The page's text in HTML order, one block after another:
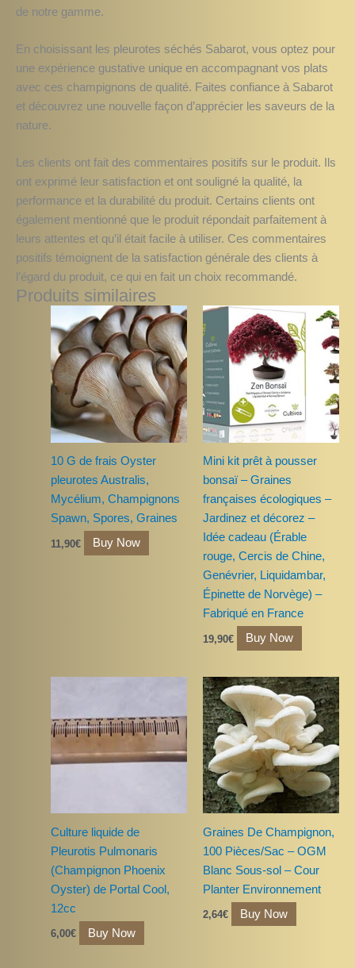
de notre gamme.
En choisissant les pleurotes séchés Sabarot, vous optez pour
une expérience gustative unique en accompagnant vos plats
avec ces champignons de qualité. Faites confiance à Sabarot
et découvrez une nouvelle façon d’apprécier les saveurs de la
nature.
Les clients ont fait des commentaires positifs sur le produit. Ils
ont exprimé leur satisfaction et ont souligné la qualité, la
performance et la durabilité du produit. Certains clients ont
également mentionné que le produit répondait parfaitement à
leurs attentes et qu’il était facile à utiliser. Ces commentaires
positifs témoignent de la satisfaction générale des clients à
l’égard du produit, ce qui en fait un choix recommandé.
Produits similaires
10 G de frais Oyster
pleurotes Australis,
Mycélium, Champignons
Spawn, Spores, Graines
11,90€ Buy Now
Mini kit prêt à pousser
bonsaï – Graines
françaises écologiques –
Jardinez et décorez –
Idée cadeau (Érable
rouge, Cercis de Chine,
Genévrier, Liquidambar,
Épinette de Norvège) –
Fabriqué en France
19,90€ Buy Now
Culture liquide de
Pleurotis Pulmonaris
(Champignon Phoenix
Oyster) de Portal Cool,
12cc
6,00€ Buy Now
Graines De Champignon,
100 Pièces/Sac – OGM
Blanc Sous-sol – Cour
Planter Environnement
2,64€ Buy Now